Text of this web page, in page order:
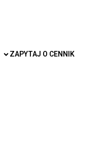
ZAPYTAJ O CENNIK